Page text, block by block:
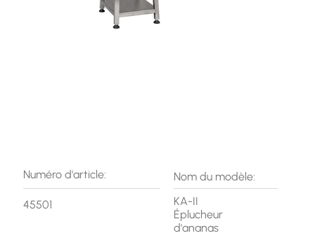
Numéro d'article:
45501
Nom du modèle:
KA-II
Éplucheur
d'ananas